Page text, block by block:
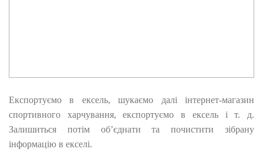
Експортуємо в ексель, шукаємо далі інтернет-магазин
спортивного харчування, експортуємо в ексель і т. д.
Залишиться потім об’єднати та почистити зібрану
інформацію в екселі.